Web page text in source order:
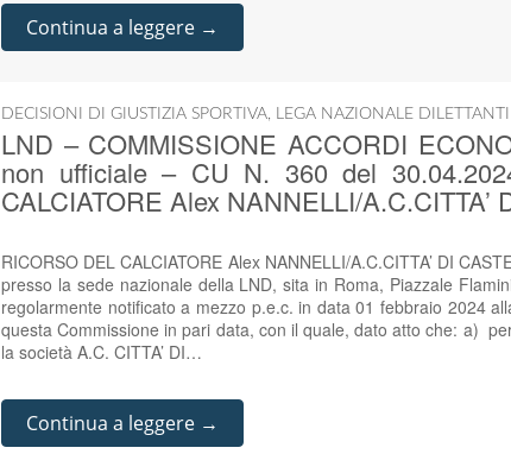
Continua a leggere →
DECISIONI DI GIUSTIZIA SPORTIVA, LEGA NAZIONALE
LND – COMMISSIONE ACCORDI
non ufficiale – CU N. 360 del
CALCIATORE Alex NANNELLI/A.C.CITTA’
RICORSO DEL CALCIATORE Alex NANNELLI/A.C.CITTA’ DI
presso la sede nazionale della LND, sita in Roma, Piazzale
regolarmente notificato a mezzo p.e.c. in data 01 febbraio 2024
questa Commissione in pari data, con il quale, dato atto che: a)
la società A.C. CITTA’ DI…
Continua a leggere →